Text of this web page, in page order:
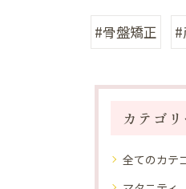
#骨盤矯正
カテゴリ
全てのカテ